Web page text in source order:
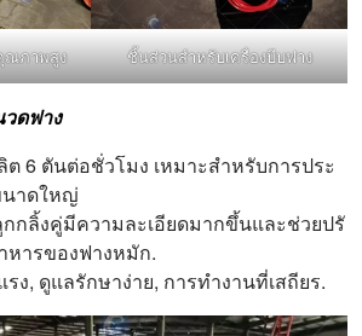
ณภาพสูง ชิ้นส่วนสำหรับเครื่องบีบฟาง
ดฟาง
ต 6 ตันต่อชั่วโมง เหมาะสำหรับการประ
าดใหญ่
กลิ้งคู่มีความละเอียดมากขึ้นและช่วยปรั
หารของฟางหมัก.
ง, ดูแลรักษาง่าย, การทำงานที่เสถียร.